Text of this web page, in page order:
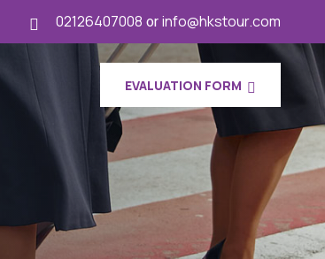
02126407008 orinfo@hkstour.com
EVALUATION FORM